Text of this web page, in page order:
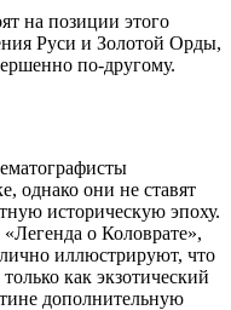
на позиции этого
Руси и Золотой Орды,
по-другому.
однако они не ставят
историческую эпоху.
о Коловрате»,
иллюстрируют, что
как экзотический
дополнительную